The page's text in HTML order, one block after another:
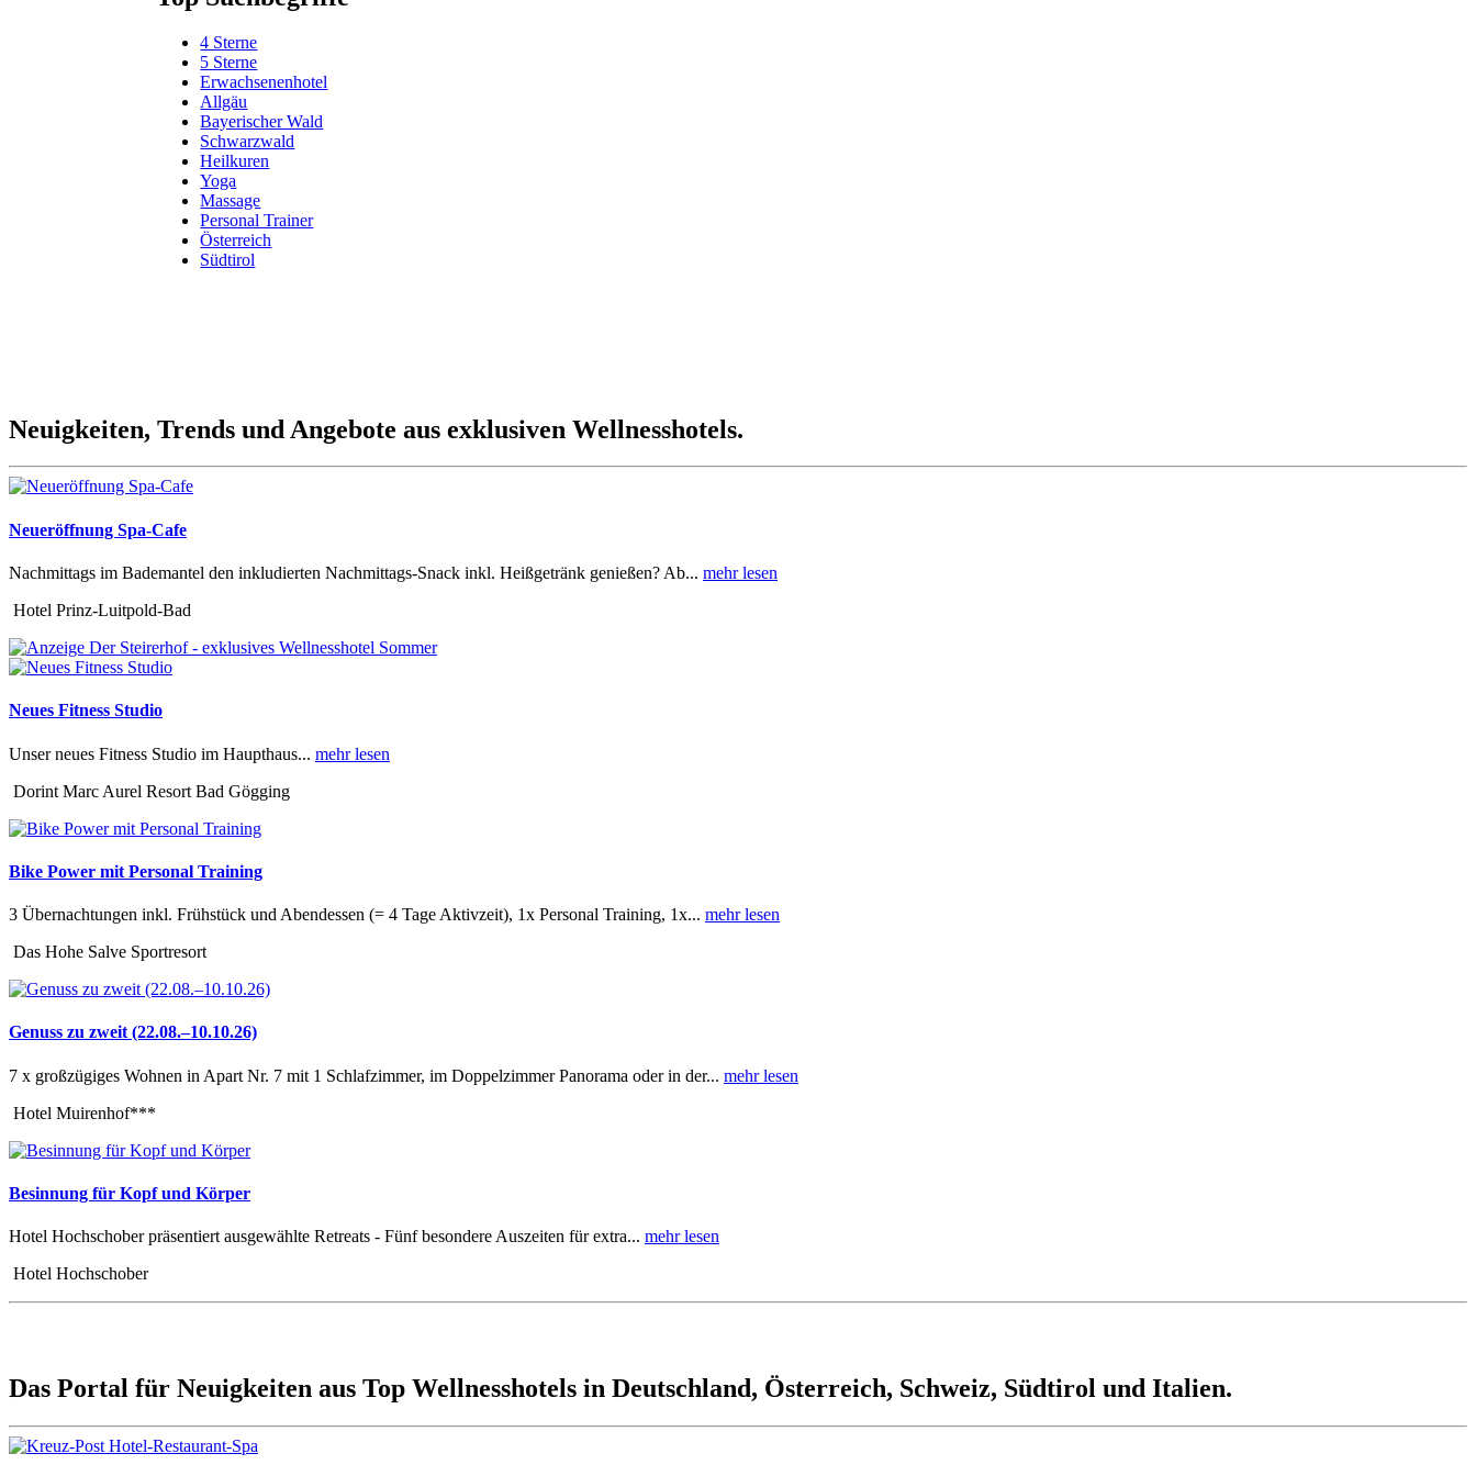
4 Sterne
5 Sterne
Erwachsenenhotel
Allgäu
Bayerischer Wald
Schwarzwald
Heilkuren
Yoga
Massage
Personal Trainer
Österreich
Südtirol
Neuigkeiten, Trends und Angebote aus exklusiven Wellnesshotels.
Neueröffnung Spa-Cafe
Nachmittags im Bademantel den inkludierten Nachmittags-Snack inkl. Heißgetränk genießen? Ab... mehr lesen
Hotel Prinz-Luitpold-Bad
Neues Fitness Studio
Unser neues Fitness Studio im Haupthaus... mehr lesen
Dorint Marc Aurel Resort Bad Gögging
Bike Power mit Personal Training
3 Übernachtungen inkl. Frühstück und Abendessen (= 4 Tage Aktivzeit), 1x Personal Training, 1x... mehr lesen
Das Hohe Salve Sportresort
Genuss zu zweit (22.08.–10.10.26)
7 x großzügiges Wohnen in Apart Nr. 7 mit 1 Schlafzimmer, im Doppelzimmer Panorama oder in der... mehr lesen
Hotel Muirenhof***
Besinnung für Kopf und Körper
Hotel Hochschober präsentiert ausgewählte Retreats - Fünf besondere Auszeiten für extra... mehr lesen
Hotel Hochschober
Das Portal für Neuigkeiten aus Top Wellnesshotels in Deutschland, Österreich, Schweiz, Südtirol und Italien.